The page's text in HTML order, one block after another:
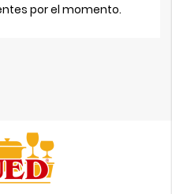
por el momento.